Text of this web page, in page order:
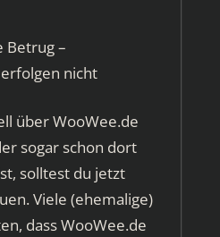
Betrug –
nicht
über WooWee.de
sogar schon dort
solltest du jetzt
Viele (ehemalige)
dass WooWee.de